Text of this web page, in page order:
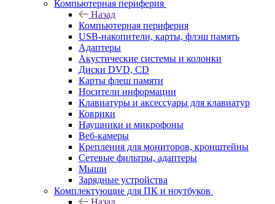
Компьютерная периферия
Назад
Компьютерная периферия
USB-накопители, карты, флэш память
Адаптеры
Акустические системы и колонки
Диски DVD, CD
Карты флеш памяти
Носители информации
Клавиатуры и аксессуары для клавиатур
Коврики
Наушники и микрофоны
Веб-камеры
Крепления для мониторов, кронштейны
Сетевые фильтры, адаптеры
Мыши
Зарядные устройства
Комплектующие для ПК и ноутбуков
Назад